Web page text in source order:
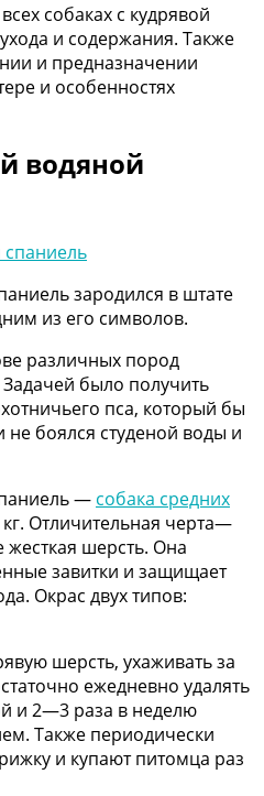
собаках с кудрявой
и содержания. Также
и предназначении
и особенностях
водяной
зародился в штате
из его символов.
различных пород
было получить
пса, который бы
не боялся студеной воды и
— собака средних
Отличительная черта—
жесткая шерсть. Она
завитки и защищает
Окрас двух типов:
шерсть, ухаживать за
ежедневно удалять
и 2—3 раза в неделю
Также периодически
и купают питомца раз